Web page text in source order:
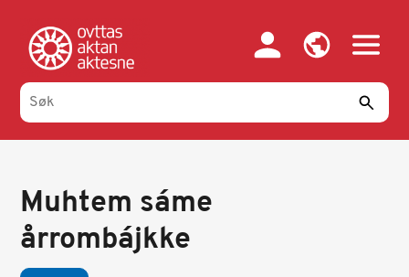
hovedinnhold
Muhtem sáme
årrombájkke